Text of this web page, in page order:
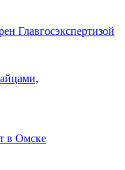
Главгосэкспертизой
в Омске